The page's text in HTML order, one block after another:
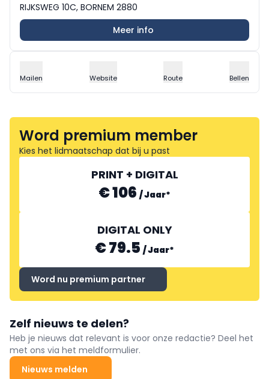
RIJKSWEG 10C, BORNEM 2880
Meer info
Mailen Website Route Bellen
Word premium member
Kies het lidmaatschap dat bij u past
PRINT + DIGITAL
€ 106 /Jaar*
DIGITAL ONLY
€ 79.5 /Jaar*
Word nu premium partner
Zelf nieuws te delen?
Heb je nieuws dat relevant is voor onze redactie? Deel het
met ons via het meldformulier.
Nieuws melden